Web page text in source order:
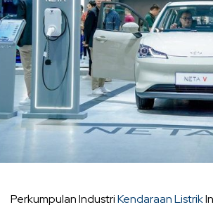
Perkumpulan IndustriKendaraan Listrik